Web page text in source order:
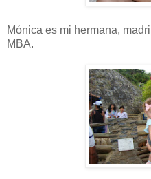
Mónica es mi hermana,
MBA.